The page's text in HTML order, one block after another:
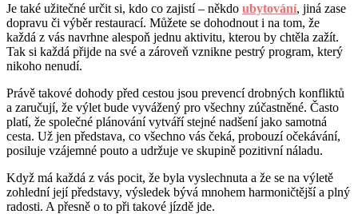
Je také užitečné určit si, kdo co zajistí – někdo ubytování, jiná zase
dopravu či výběr restaurací. Můžete se dohodnout i na tom, že
každá z vás navrhne alespoň jednu aktivitu, kterou by chtěla zažít.
Tak si každá přijde na své a zároveň vznikne pestrý program, který
nikoho nenudí.
Právě takové dohody před cestou jsou prevencí drobných konfliktů
a zaručují, že výlet bude vyvážený pro všechny zúčastněné. Často
platí, že společné plánování vytváří stejné nadšení jako samotná
cesta. Už jen představa, co všechno vás čeká, probouzí očekávání,
posiluje vzájemné pouto a udržuje ve skupině pozitivní náladu.
Když má každá z vás pocit, že byla vyslechnuta a že se na výletě
zohlední její představy, výsledek bývá mnohem harmoničtější a plný
radosti. A přesně o to při takové jízdě jde.